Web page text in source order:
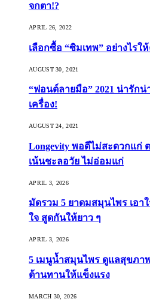
จกตา!?
APRIL 26, 2022
เลือกซื้อ “ซิมเทพ” อย่างไรใ
AUGUST 30, 2021
“ฟอนต์ลายมือ” 2021 น่ารัก
เครื่อง!
AUGUST 24, 2021
Longevity พอดีไม่สะดวกแก่
เน้นชะลอวัย ไม่อ่อมแก่
APRIL 3, 2026
มัดรวม 5 ยาดมสมุนไพร เอ
ใจ สูดกันให้ยาว ๆ
APRIL 3, 2026
5 เมนูน้ำสมุนไพร ดูแลสุขภา
ต้านทานให้แข็งแรง
MARCH 30, 2026